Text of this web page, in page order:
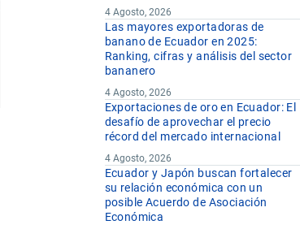
4 Agosto, 2026
Las mayores exportadoras de
banano de Ecuador en 2025:
Ranking, cifras y análisis del sector
bananero
4 Agosto, 2026
Exportaciones de oro en Ecuador: El
desafío de aprovechar el precio
récord del mercado internacional
4 Agosto, 2026
Ecuador y Japón buscan fortalecer
su relación económica con un
posible Acuerdo de Asociación
Económica